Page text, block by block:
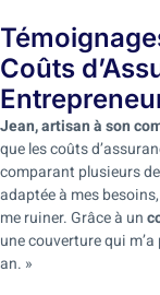
Coûts
Jean, artisan à son
que les coûts
comparant plusieurs
adaptée à mes
me ruiner. Grâce à un
une couverture qui
an. »